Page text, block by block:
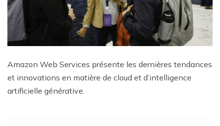
Amazon Web Services présente les dernières tendances
et innovations en matière de cloud et d’intelligence
artificielle générative.